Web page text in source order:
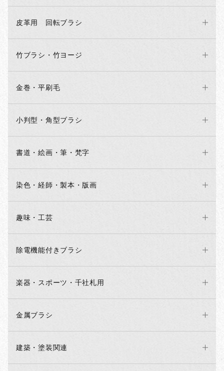
皮革用 回転ブラシ
竹ブラシ・竹ヨージ
金巻・平刷毛
小判型・角型ブラシ
書道・絵画・筆・梵字
染色・経師・製本・版画
趣味・工芸
除電機能付きブラシ
楽器・スポーツ・千社札用
金属ブラシ
建築・塗装関連
お買い物を続ける